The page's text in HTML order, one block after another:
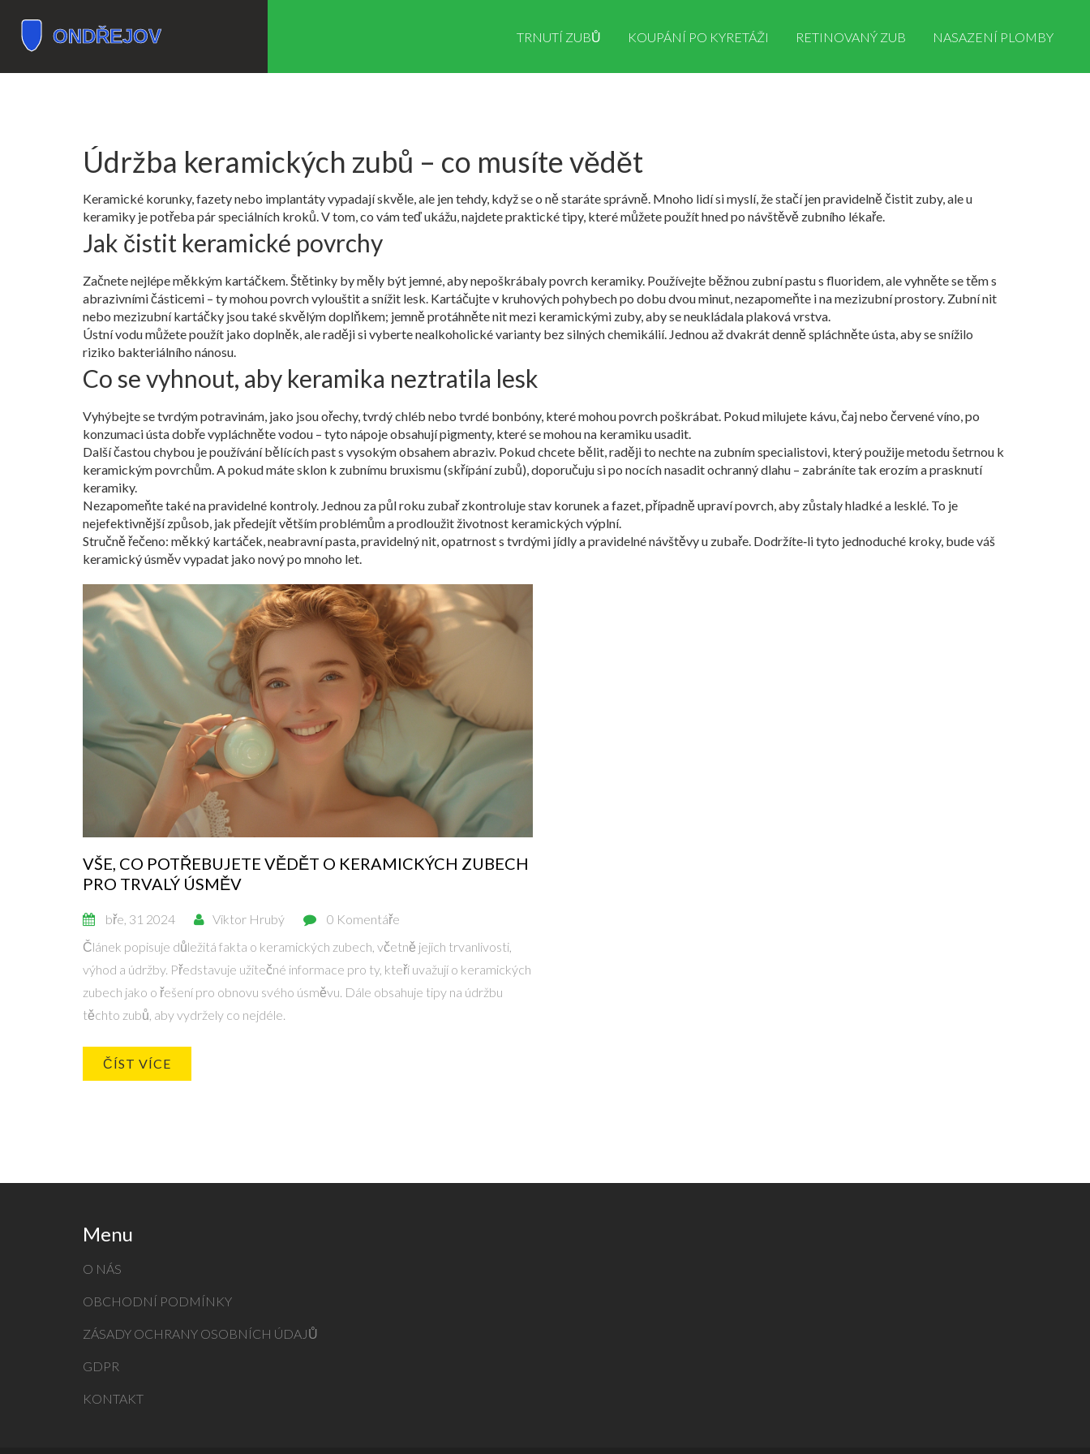
TRNUTÍ ZUBŮ KOUPÁNÍ PO KYRETÁŽI RETINOVANÝ ZUB NASAZENÍ PLOMBY
Údržba keramických zubů – co musíte vědět
Keramické korunky, fazety nebo implantáty vypadají skvěle, ale jen tehdy, když se o ně staráte správně. Mnoho lidí si myslí, že stačí jen pravidelně čistit zuby, ale u
keramiky je potřeba pár speciálních kroků. V tom, co vám teď ukážu, najdete praktické tipy, které můžete použít hned po návštěvě zubního lékaře.
Jak čistit keramické povrchy
Začnete nejlépe měkkým kartáčkem. Štětinky by měly být jemné, aby nepoškrábaly povrch keramiky. Používejte běžnou zubní pastu s fluoridem, ale vyhněte se těm s
abrazivními částicemi – ty mohou povrch vylouštit a snížit lesk. Kartáčujte v kruhových pohybech po dobu dvou minut, nezapomeňte i na mezizubní prostory. Zubní nit
nebo mezizubní kartáčky jsou také skvělým doplňkem; jemně protáhněte nit mezi keramickými zuby, aby se neukládala plaková vrstva.
Ústní vodu můžete použít jako doplněk, ale raději si vyberte nealkoholické varianty bez silných chemikálií. Jednou až dvakrát denně spláchněte ústa, aby se snížilo
riziko bakteriálního nánosu.
Co se vyhnout, aby keramika neztratila lesk
Vyhýbejte se tvrdým potravinám, jako jsou ořechy, tvrdý chléb nebo tvrdé bonbóny, které mohou povrch poškrábat. Pokud milujete kávu, čaj nebo červené víno, po
konzumaci ústa dobře vypláchněte vodou – tyto nápoje obsahují pigmenty, které se mohou na keramiku usadit.
Další častou chybou je používání bělících past s vysokým obsahem abraziv. Pokud chcete bělit, raději to nechte na zubním specialistovi, který použije metodu šetrnou k
keramickým povrchům. A pokud máte sklon k zubnímu bruxismu (skřípání zubů), doporučuju si po nocích nasadit ochranný dlahu – zabráníte tak erozím a prasknutí
keramiky.
Nezapomeňte také na pravidelné kontroly. Jednou za půl roku zubař zkontroluje stav korunek a fazet, případně upraví povrch, aby zůstaly hladké a lesklé. To je
nejefektivnější způsob, jak předejít větším problémům a prodloužit životnost keramických výplní.
Stručně řečeno: měkký kartáček, neabravní pasta, pravidelný nit, opatrnost s tvrdými jídly a pravidelné návštěvy u zubaře. Dodržíte‑li tyto jednoduché kroky, bude váš
keramický úsměv vypadat jako nový po mnoho let.
VŠE, CO POTŘEBUJETE VĚDĚT O KERAMICKÝCH ZUBECH
PRO TRVALÝ ÚSMĚV
bře, 31 2024 Viktor Hrubý
0 Komentáře
Článek popisuje důležitá fakta o keramických zubech, včetně jejich trvanlivosti,
výhod a údržby. Představuje užitečné informace pro ty, kteří uvažují o keramických
zubech jako o řešení pro obnovu svého úsměvu. Dále obsahuje tipy na údržbu
těchto zubů, aby vydržely co nejdéle.
ČÍST VÍCE
Menu
O NÁS
OBCHODNÍ PODMÍNKY
ZÁSADY OCHRANY OSOBNÍCH ÚDAJŮ
GDPR
KONTAKT